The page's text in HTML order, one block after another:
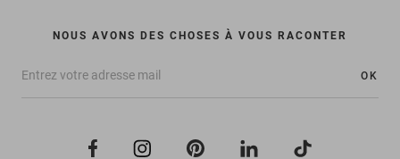
NOUS AVONS DES CHOSES À VOUS RACONTER
OK